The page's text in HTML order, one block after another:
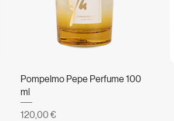
Pompelmo Pepe Perfume 100
ml
Prezzo
120,00 €